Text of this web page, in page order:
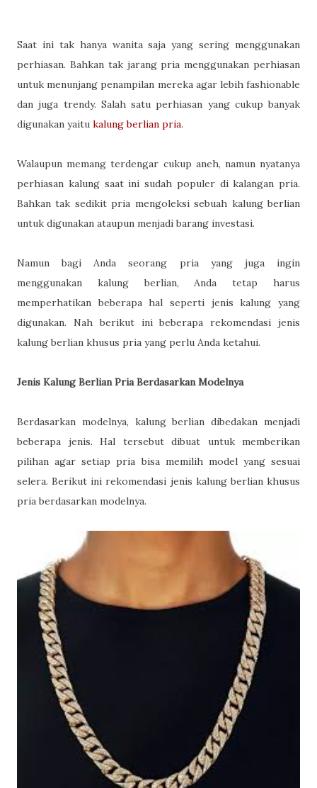
Saat ini tak hanya wanita saja yang sering menggunakan
perhiasan. Bahkan tak jarang pria menggunakan perhiasan
untuk menunjang penampilan mereka agar lebih fashionable
dan juga trendy. Salah satu perhiasan yang cukup banyak
digunakan yaitu kalung berlian pria.
Walaupun memang terdengar cukup aneh, namun nyatanya
perhiasan kalung saat ini sudah populer di kalangan pria.
Bahkan tak sedikit pria mengoleksi sebuah kalung berlian
untuk digunakan ataupun menjadi barang investasi.
Namun bagi Anda seorang pria yang juga ingin
menggunakan kalung berlian, Anda tetap harus
memperhatikan beberapa hal seperti jenis kalung yang
digunakan. Nah berikut ini beberapa rekomendasi jenis
kalung berlian khusus pria yang perlu Anda ketahui.
Jenis Kalung Berlian Pria Berdasarkan Modelnya
Berdasarkan modelnya, kalung berlian dibedakan menjadi
beberapa jenis. Hal tersebut dibuat untuk memberikan
pilihan agar setiap pria bisa memilih model yang sesuai
selera. Berikut ini rekomendasi jenis kalung berlian khusus
pria berdasarkan modelnya.